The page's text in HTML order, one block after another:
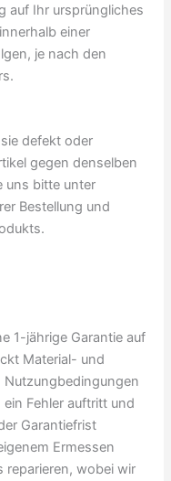
auf Ihr ursprüngliches
einer
je nach den
defekt oder
gegen denselben
uns bitte unter
Bestellung und
1-jährige Garantie auf
Material- und
Nutzungbedingungen
Fehler auftritt und
Garantiefrist
Ermessen
reparieren, wobei wir